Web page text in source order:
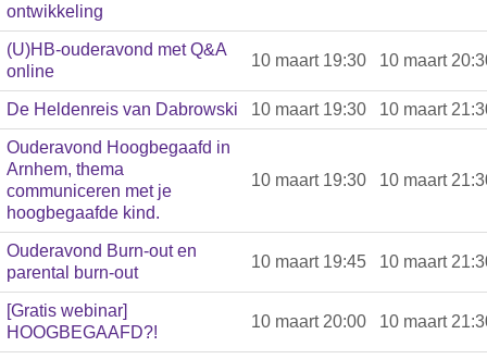
ontwikkeling
(U)HB-ouderavond met Q&A
online
10 maart 19:30 10 maart
De Heldenreis van Dabrowski 10 maart 19:30 10 maart
Ouderavond Hoogbegaafd in
Arnhem, thema
communiceren met je
hoogbegaafde kind.
10 maart 19:30 10 maart
Ouderavond Burn-out en
parental burn-out
10 maart 19:45 10 maart
[Gratis webinar]
HOOGBEGAAFD?!
10 maart 20:00 10 maart